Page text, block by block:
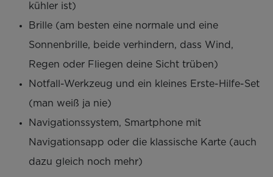
kühler ist)
Brille (am besten eine normale und eine
Sonnenbrille, beide verhindern, dass Wind,
Regen oder Fliegen deine Sicht trüben)
Notfall-Werkzeug und ein kleines Erste-Hilfe-Set
(man weiß ja nie)
Navigationssystem, Smartphone mit
Navigationsapp oder die klassische Karte (auch
dazu gleich noch mehr)